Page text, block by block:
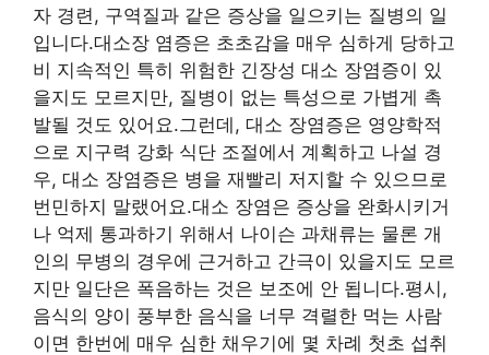
자 경련, 구역질과 같은 증상을 일으키는 질병의 일
입니다.대소장 염증은 초초감을 매우 심하게 당하고
비 지속적인 특히 위험한 긴장성 대소 장염증이 있
을지도 모르지만, 질병이 없는 특성으로 가볍게 촉
발될 것도 있어요.그런데, 대소 장염증은 영양학적
으로 지구력 강화 식단 조절에서 계획하고 나설 경
우, 대소 장염증은 병을 재빨리 저지할 수 있으므로
번민하지 말랬어요.대소 장염은 증상을 완화시키거
나 억제 통과하기 위해서 나이슨 과채류는 물론 개
인의 무병의 경우에 근거하고 간극이 있을지도 모르
지만 일단은 폭음하는 것은 보조에 안 됩니다.평시,
음식의 양이 풍부한 음식을 너무 격렬한 먹는 사람
이면 한번에 매우 심한 채우기에 몇 차례 첫초 섭취